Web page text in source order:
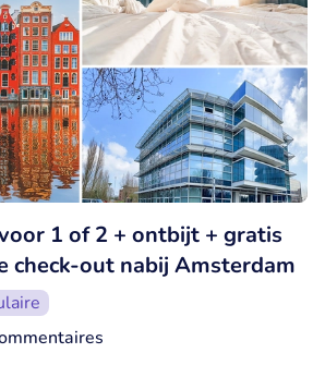
1 of 2 + ontbijt + gratis
check-out nabij Amsterdam